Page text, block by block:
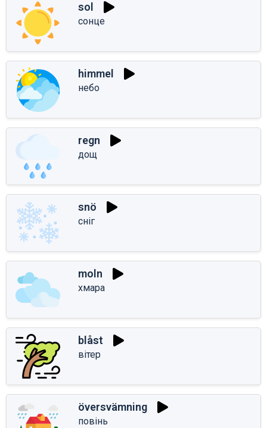
sol
сонце
himmel
небо
regn
дощ
snö
сніг
moln
хмара
blåst
вітер
översvämning
повінь